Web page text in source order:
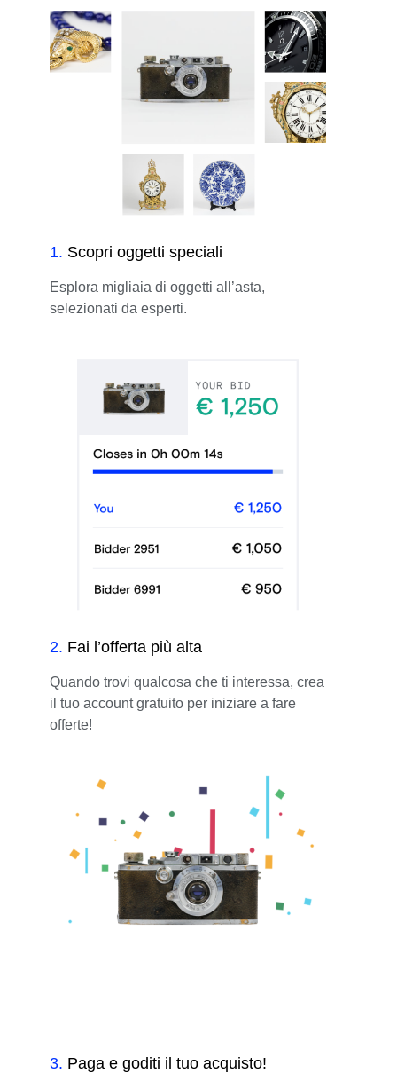
1. Scopri oggetti speciali
Esplora migliaia di oggetti all’asta,
selezionati da esperti.
2. Fai l’offerta più alta
Quando trovi qualcosa che ti interessa, crea
il tuo account gratuito per iniziare a fare
offerte!
3. Paga e goditi il tuo acquisto!